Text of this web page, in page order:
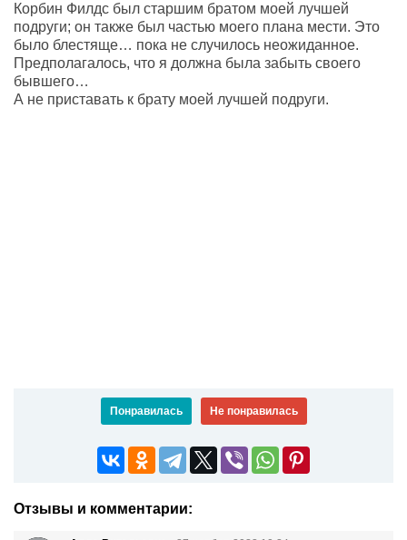
Корбин Филдс был старшим братом моей лучшей
подруги; он также был частью моего плана мести. Это
было блестяще… пока не случилось неожиданное.
Предполагалось, что я должна была забыть своего
бывшего…
А не приставать к брату моей лучшей подруги.
Понравилась Не понравилась
Отзывы и комментарии: